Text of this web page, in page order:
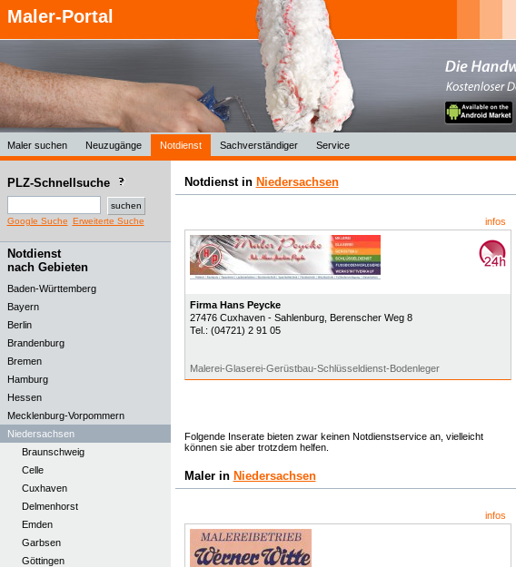
Maler-Portal
Maler suchen Neuzugänge Notdienst Sachverständiger Service
PLZ-Schnellsuche
Google Suche Erweiterte Suche
Notdienst
nach Gebieten
Baden-Württemberg
Bayern
Berlin
Brandenburg
Bremen
Hamburg
Hessen
Mecklenburg-Vorpommern
Niedersachsen
Braunschweig
Celle
Cuxhaven
Delmenhorst
Emden
Garbsen
Göttingen
Notdienst in Niedersachsen
infos
Firma Hans Peycke
27476 Cuxhaven - Sahlenburg, Berenscher Weg 8
Tel.: (04721) 2 91 05
Malerei-Glaserei-Gerüstbau-Schlüsseldienst-Bodenleger
Folgende Inserate bieten zwar keinen Notdienstservice an, vielleicht
können sie aber trotzdem helfen.
Maler in Niedersachsen
infos